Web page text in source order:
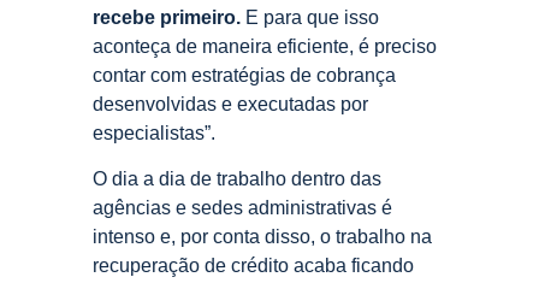
recebe primeiro. E para que isso
aconteça de maneira eficiente, é preciso
contar com estratégias de cobrança
desenvolvidas e executadas por
especialistas”.
O dia a dia de trabalho dentro das
agências e sedes administrativas é
intenso e, por conta disso, o trabalho na
recuperação de crédito acaba ficando